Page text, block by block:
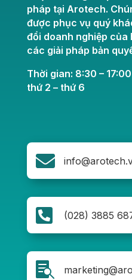
pháp tại Arotech.
được phục vụ quý
đổi doanh nghiệp của
các giải pháp bản
Thời gian: 8:30 –
thứ 2 – thứ 6

 (028) 3885
